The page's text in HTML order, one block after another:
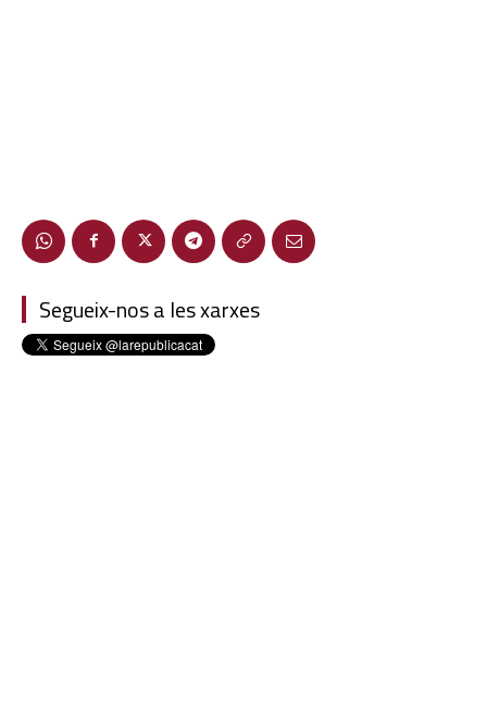
Segueix-nos a les xarxes